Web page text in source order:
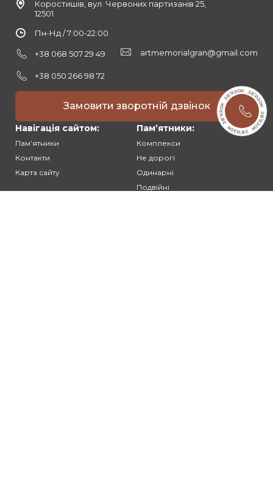
Коростишів, вул. Червоних партизанів 25,
12501
Пн-Нд / 7:00-22:00
+38 068 507 29 49
+38 050 266 98 72
artmemorialgran@gmail.com
Замовити зворотній дзвінок
Навігація сайтом:
Памʼятники
Контакти
Карта сайту
Памʼятники:
Комплекси
Не дорогі
Одинарні
Подвійні